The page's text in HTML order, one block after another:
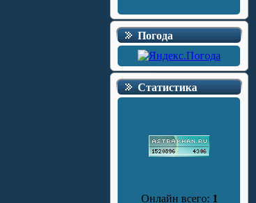
Погода
Статистика
Онлайн всего: 1